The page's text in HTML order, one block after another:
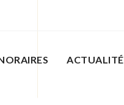
ACTUALITÉ